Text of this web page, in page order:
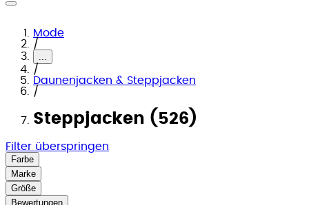
Mode
/
...
/
Daunenjacken & Steppjacken
/
Steppjacken (526)
Filter überspringen
Farbe
Marke
Größe
Bewertungen